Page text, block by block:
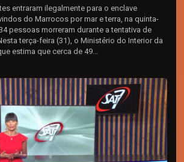
entraram ilegalmente para o enclave
do Marrocos por mar e terra, na quinta-
pessoas morreram durante a tentativa de
terça-feira (31), o Ministério do Interior da
estima que cerca de 49...